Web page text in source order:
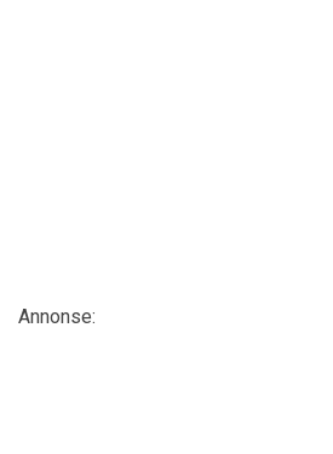
Annonse: